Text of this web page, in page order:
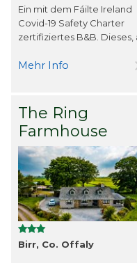
Ein mit dem Fáilte Ireland
Covid-19 Safety Charter
zertifiziertes B&B. Dieses,
Mehr Info
The Ring
Farmhouse
Birr, Co. Offaly